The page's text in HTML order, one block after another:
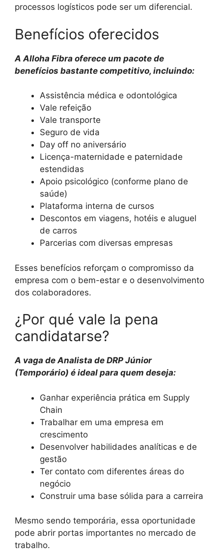
processos logísticos pode ser um diferencial.
Benefícios oferecidos
A Alloha Fibra oferece um pacote de
benefícios bastante competitivo, incluindo:
Assistência médica e odontológica
Vale refeição
Vale transporte
Seguro de vida
Day off no aniversário
Licença-maternidade e paternidade
estendidas
Apoio psicológico (conforme plano de
saúde)
Plataforma interna de cursos
Descontos em viagens, hotéis e aluguel
de carros
Parcerias com diversas empresas
Esses benefícios reforçam o compromisso da
empresa com o bem-estar e o desenvolvimento
dos colaboradores.
¿Por qué vale la pena
candidatarse?
A vaga de Analista de DRP Júnior
(Temporário) é ideal para quem deseja:
Ganhar experiência prática em Supply
Chain
Trabalhar em uma empresa em
crescimento
Desenvolver habilidades analíticas e de
gestão
Ter contato com diferentes áreas do
negócio
Construir uma base sólida para a carreira
Mesmo sendo temporária, essa oportunidade
pode abrir portas importantes no mercado de
trabalho.